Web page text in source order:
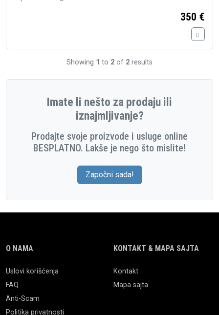
350 €
Showing 1 to 2 of 2 results
Imate li nešto za prodaju ili
iznajmljivanje?
Prodajte svoje proizvode i usluge online
BESPLATNO. Lakše je nego što mislite!
Započni sada!
O NAMA
Uslovi korišćenja
FAQ
Anti-Scam
Politika privatnosti
KONTAKT & MAPA SAJTA
Kontakt
Mapa sajta